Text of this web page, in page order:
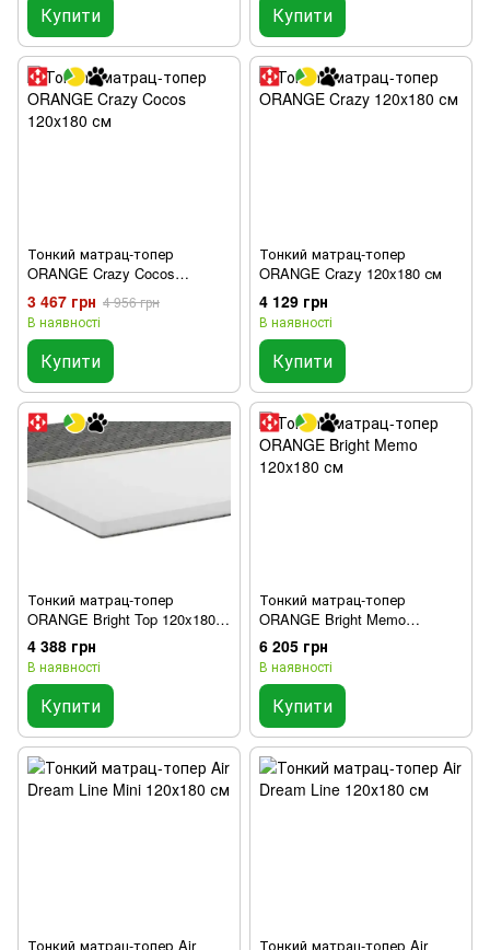
Купити Купити
Тонкий матрац-топер
ORANGE Crazy Cocos
120x180 см
3 467 грн 4 956 грн
В наявності
Купити
Тонкий матрац-топер
ORANGE Crazy 120x180 см
4 129 грн
В наявності
Купити
Тонкий матрац-топер
ORANGE Bright Top 120x180
см
4 388 грн
В наявності
Купити
Тонкий матрац-топер
ORANGE Bright Memo
120x180 см
6 205 грн
В наявності
Купити
Тонкий матрац-топер Air
Тонкий матрац-топер Air